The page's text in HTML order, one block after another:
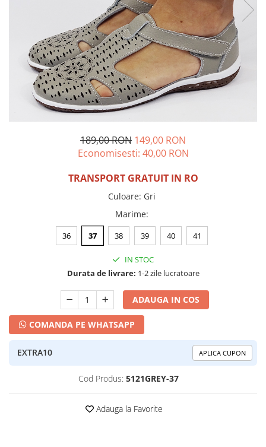
Incaltamine primavara-vara piele
Camasi si topuri
Blugi si pantaloni
Fuste
Pulovere si cardigane
189,00 RON 149,00 RON
Economisesti: 40,00 RON
TRANSPORT GRATUIT IN RO
Culoare: Gri
Marime:
36 37 38 39 40 41
IN STOC
Durata de livrare: 1-2 zile lucratoare
ADAUGA IN COS
COMANDA PE WHATSAPP
EXTRA10 APLICA CUPON
Cod Produs: 5121GREY-37
Adauga la Favorite